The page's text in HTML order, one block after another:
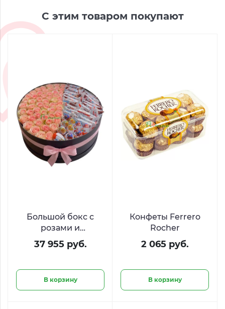
С этим товаром покупают
Большой бокс с
розами и
шоколадом Киндер
«Остров желаний»
37 955 руб.
В корзину
Конфеты Ferrero
Rocher
2 065 руб.
В корзину